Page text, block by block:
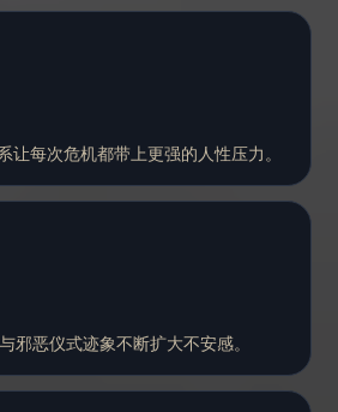
让每次危机都带上更强的人性压力。
邪恶仪式迹象不断扩大不安感。